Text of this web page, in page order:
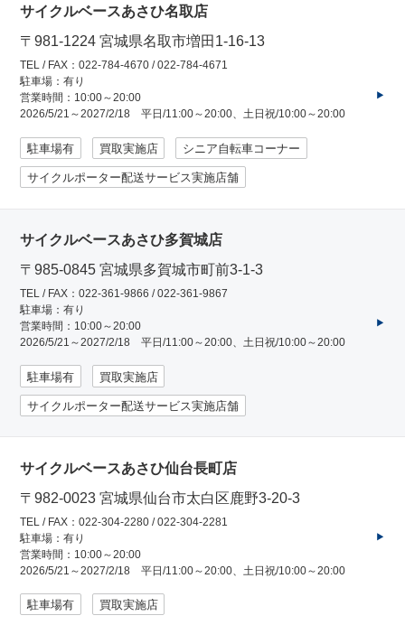
サイクルポーター
ネットで注文、お店で取付け
サイクルパートナー
ネット店と店舗の違いをご紹介
店舗について
店舗検索
お知らせ一覧
サイクルベースあさひ名取店
〒981-1224 宮城県名取市増田1-16-13
TEL / FAX：022-784-4670 / 022-784-4671
駐車場：有り
営業時間：10:00～20:00
2026/5/21～2027/2/18 平日/11:00～20:00、土日祝/10:00～20:00
駐車場有 買取実施店 シニア自転車コーナー
サイクルポーター配送サービス実施店舗
サイクルベースあさひ多賀城店
〒985-0845 宮城県多賀城市町前3-1-3
TEL / FAX：022-361-9866 / 022-361-9867
駐車場：有り
営業時間：10:00～20:00
2026/5/21～2027/2/18 平日/11:00～20:00、土日祝/10:00～20:00
駐車場有 買取実施店
サイクルポーター配送サービス実施店舗
サイクルベースあさひ仙台長町店
〒982-0023 宮城県仙台市太白区鹿野3-20-3
TEL / FAX：022-304-2280 / 022-304-2281
駐車場：有り
営業時間：10:00～20:00
2026/5/21～2027/2/18 平日/11:00～20:00、土日祝/10:00～20:00
駐車場有 買取実施店